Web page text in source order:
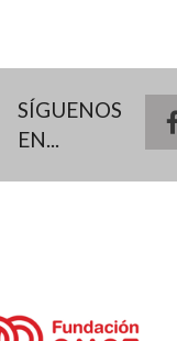
SÍGUENOS
EN...